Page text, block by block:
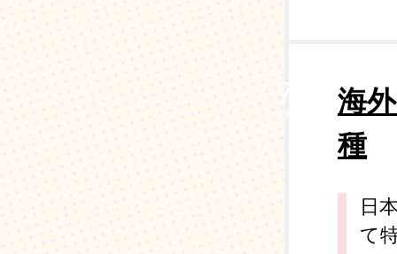
海
種
7
4月
日
て